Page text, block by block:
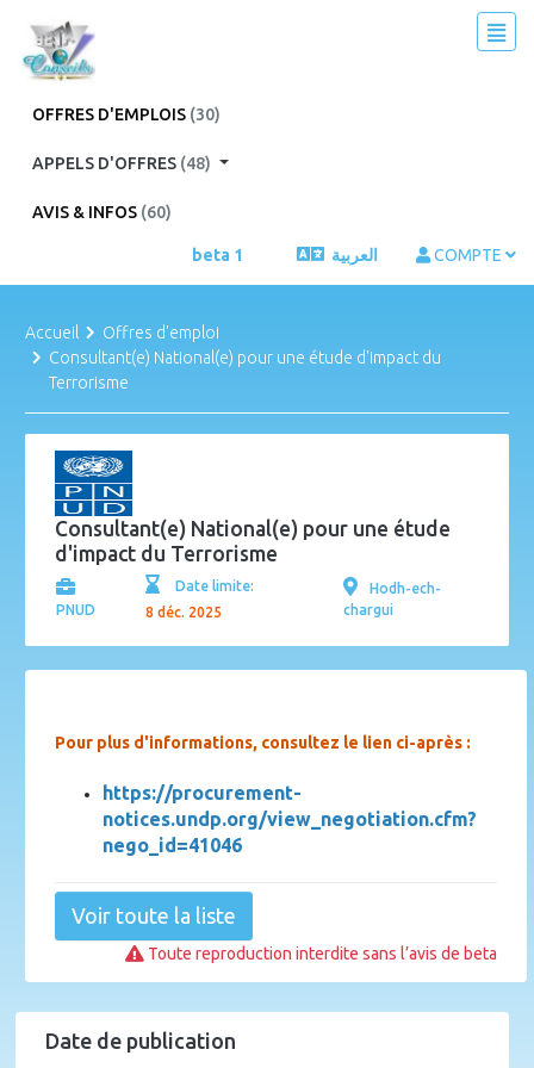
OFFRES D'EMPLOIS (30)
APPELS D'OFFRES (48)
AVIS & INFOS (60)
beta 1 العربية COMPTE
Accueil
Offres d'emploi
Consultant(e) National(e) pour une étude d'impact du
Terrorisme
Consultant(e) National(e) pour une étude
d'impact du Terrorisme
PNUD
Date limite:
8 déc. 2025
Hodh-ech-
chargui
Pour plus d'informations, consultez le lien ci-après :
https://procurement-
notices.undp.org/view_negotiation.cfm?
nego_id=41046
Voir toute la liste
Toute reproduction interdite sans l’avis de beta
Date de publication